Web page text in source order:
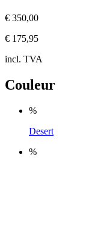
€ 350,00
€ 175,95
incl. TVA
Couleur
%
Desert
%